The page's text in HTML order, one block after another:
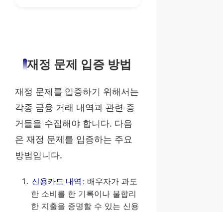
재정 문제 입증 방법
재정 문제를 입증하기 위해서는
각종 금융 거래 내역과 관련 증
거들을 수집해야 합니다. 다음
은 재정 문제를 입증하는 주요
방법입니다.
신용카드 내역 : 배우자가 과도
한 소비를 한 기록이나 불합리
한 지출을 증명할 수 있는 신용